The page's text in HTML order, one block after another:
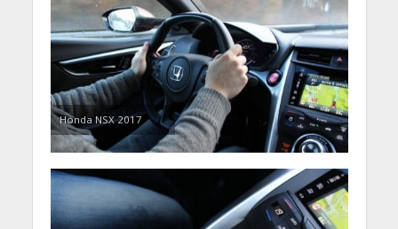
Honda NSX 2017